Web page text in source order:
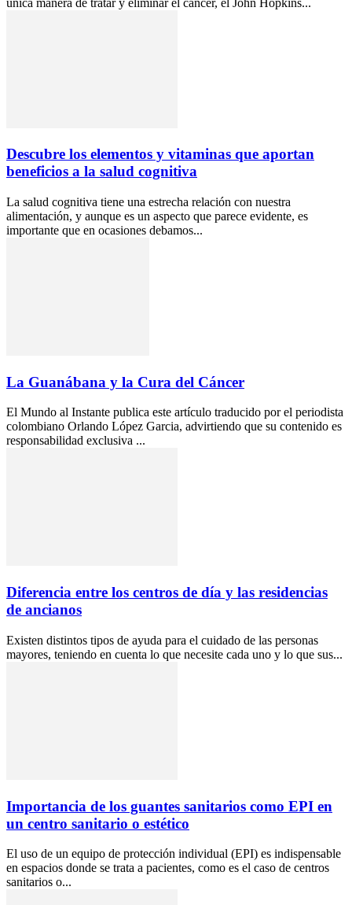
Descubre los elementos y vitaminas que aportan
beneficios a la salud cognitiva
La salud cognitiva tiene una estrecha relación con nuestra
alimentación, y aunque es un aspecto que parece evidente, es
importante que en ocasiones debamos...
La Guanábana y la Cura del Cáncer
El Mundo al Instante publica este artículo traducido por el periodista
colombiano Orlando López Garcia, advirtiendo que su contenido es
responsabilidad exclusiva ...
Diferencia entre los centros de día y las residencias
de ancianos
Existen distintos tipos de ayuda para el cuidado de las personas
mayores, teniendo en cuenta lo que necesite cada uno y lo que sus...
Importancia de los guantes sanitarios como EPI en
un centro sanitario o estético
El uso de un equipo de protección individual (EPI) es indispensable
en espacios donde se trata a pacientes, como es el caso de centros
sanitarios o...